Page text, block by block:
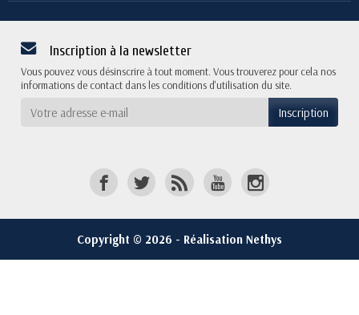
Inscription à la newsletter
Vous pouvez vous désinscrire à tout moment. Vous trouverez pour cela nos
informations de contact dans les conditions d'utilisation du site.
Copyright © 2026 - Réalisation Nethys